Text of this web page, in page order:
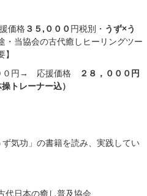
価格３５,０００円税別・ うず×う
・当協会の古代癒しヒーリングツー
】
０円→ 応援価格
２８，０００円
トレーナー込）
気功」の書籍を読み、実践してい
代日本の癒し普及協会